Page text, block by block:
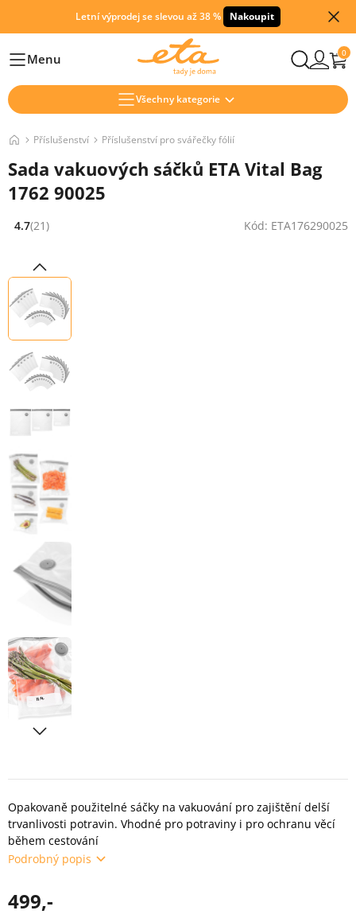
Letní výprodej se slevou až 38 % Nakoupit
HlavníMenu 0
Všechny kategorie
Příslušenství Příslušenství pro svářečky fólií
Sada vakuových sáčků ETA Vital Bag
1762 90025
Hodnocení: 4.7 z 5 (21 recenzí)
4.7(21) Kód: ETA176290025
Opakovaně použitelné sáčky na vakuování pro zajištění delší
trvanlivosti potravin. Vhodné pro potraviny i pro ochranu věcí
během cestování
Podrobný popis
499,-